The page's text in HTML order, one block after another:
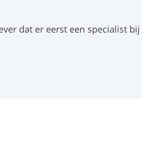
dat er eerst een specialist